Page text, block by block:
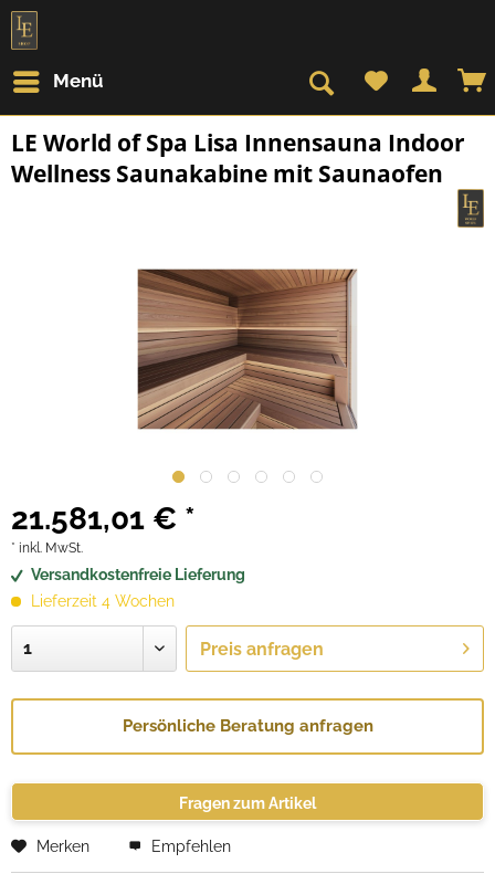
Menü
LE World of Spa Lisa Innensauna Indoor
Wellness Saunakabine mit Saunaofen
21.581,01 € *
* inkl. MwSt.
Versandkostenfreie Lieferung
Lieferzeit 4 Wochen
Preis anfragen
Persönliche Beratung anfragen
Fragen zum Artikel
Merken Empfehlen